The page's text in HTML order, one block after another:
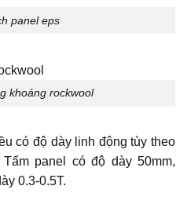
panel eps
khoáng rockwool
có độ dày linh động tùy theo
panel có độ dày 50mm,
0.3-0.5T.